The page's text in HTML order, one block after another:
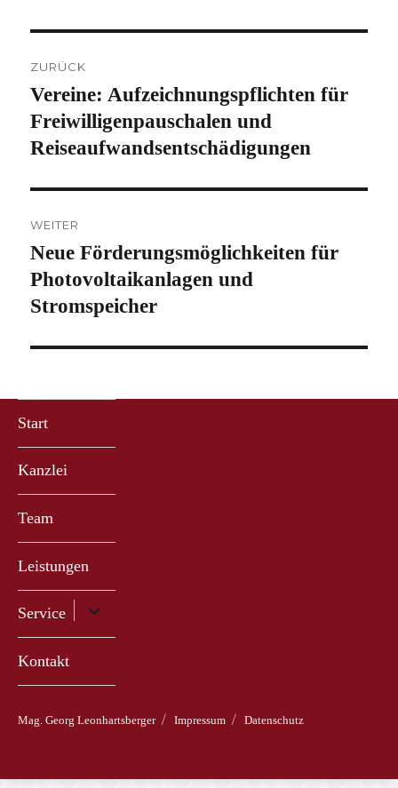
ZURÜCK
Vorheriger
Beitrag:
Vereine: Aufzeichnungspflichten für
Freiwilligenpauschalen und
Reiseaufwandsentschädigungen
WEITER
Nächster
Beitrag:
Neue Förderungsmöglichkeiten für
Photovoltaikanlagen und
Stromspeicher
Start
Kanzlei
Team
Leistungen
Service
Untermenü
anzeigen
Kontakt
Mag. Georg Leonhartsberger Impressum Datenschutz